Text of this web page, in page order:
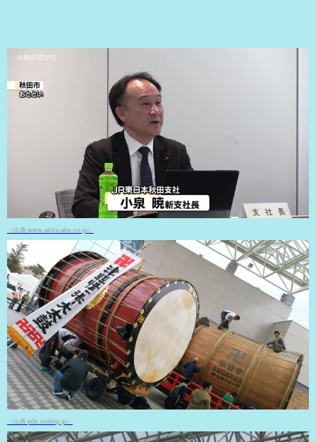
（出典 www.akita-abs.co.jp）
（出典 pds.exblog.jp）